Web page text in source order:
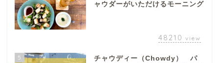
ャウダーがいただけるモーニング
48210 view
5
チャウディー（Chowdy） パ